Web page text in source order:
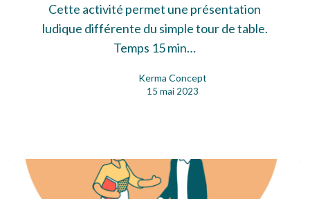
Cette activité permet une présentation
ludique différente du simple tour de table.
Temps 15 min…
Kerma Concept
15 mai 2023